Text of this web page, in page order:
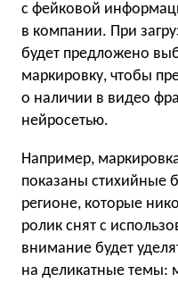
с фейковой
в компании. При
будет предложено
маркировку, чтобы
о наличии в видео
нейросетью.
Например,
показаны стихийные
регионе, которые
ролик снят с
внимание будет
на деликатные темы: